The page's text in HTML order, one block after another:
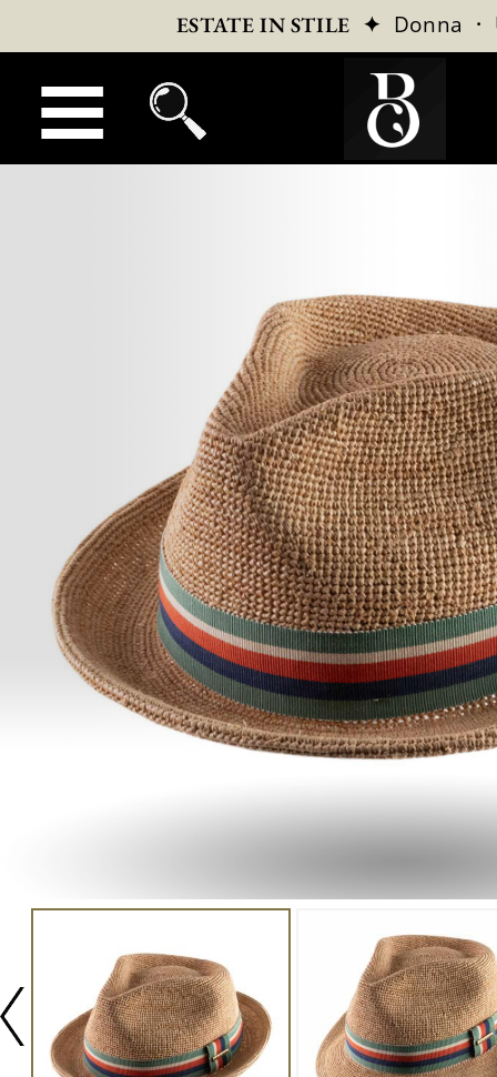
ESTATE IN STILE ✦ Donna ·